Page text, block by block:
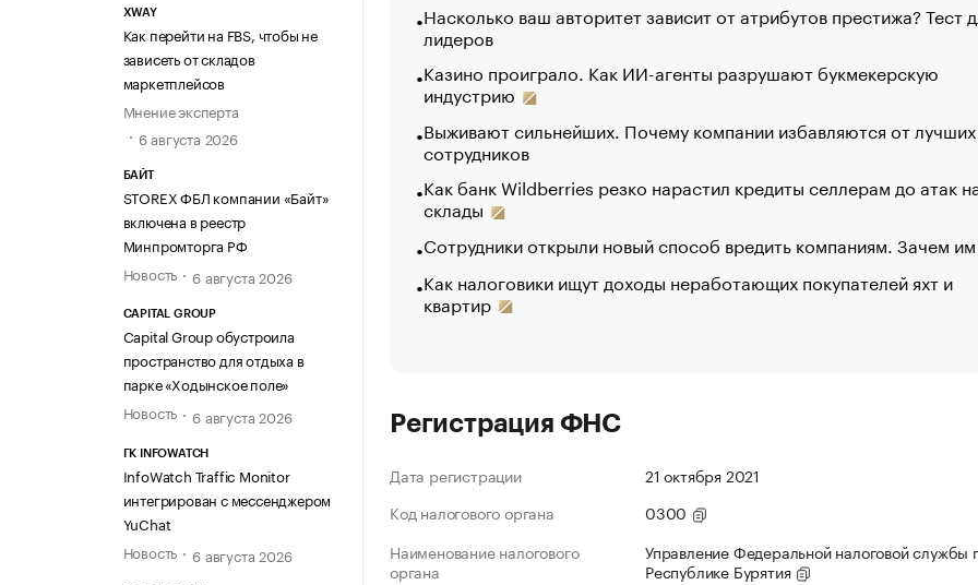
XWAY
Как перейти на FBS, чтобы не
зависеть от складов
маркетплейсов
Мнение эксперта
6 августа 2026
БАЙТ
STOREX ФБЛ компании «Байт»
включена в реестр
Минпромторга РФ
Новость
6 августа 2026
CAPITAL GROUP
Capital Group обустроила
пространство для отдыха в
парке «Ходынское поле»
Новость
6 августа 2026
ГК INFOWATCH
InfoWatch Traffic Monitor
интегрирован с мессенджером
YuChat
Новость
6 августа 2026
Насколько ваш авторитет зависит от атрибутов престижа? Тест
лидеров
Казино проиграло. Как ИИ-агенты разрушают букмекерскую
индустрию
Выживают сильнейших. Почему компании избавляются от лучших
сотрудников
Как банк Wildberries резко нарастил кредиты селлерам до атак
склады
Сотрудники открыли новый способ вредить компаниям. Зачем
Как налоговики ищут доходы неработающих покупателей яхт и
квартир
Регистрация ФНС
Дата регистрации
21 октября 2021
Код налогового органа
0300
Наименование налогового
органа
Управление Федеральной налоговой службы
Республике Бурятия